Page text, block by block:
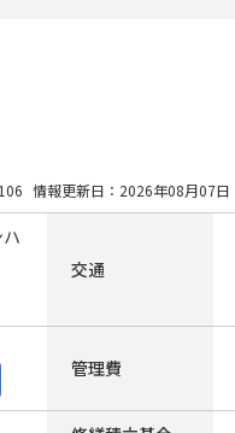
情報更新日：2026年08月07日
交通
管理費